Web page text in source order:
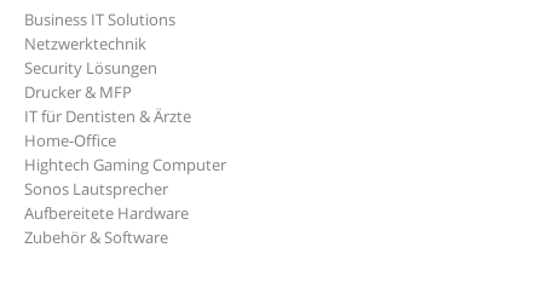
Business IT Solutions
Netzwerktechnik
Security Lösungen
Drucker & MFP
IT für Dentisten & Ärzte
Home-Office
Hightech Gaming Computer
Sonos Lautsprecher
Aufbereitete Hardware
Zubehör & Software